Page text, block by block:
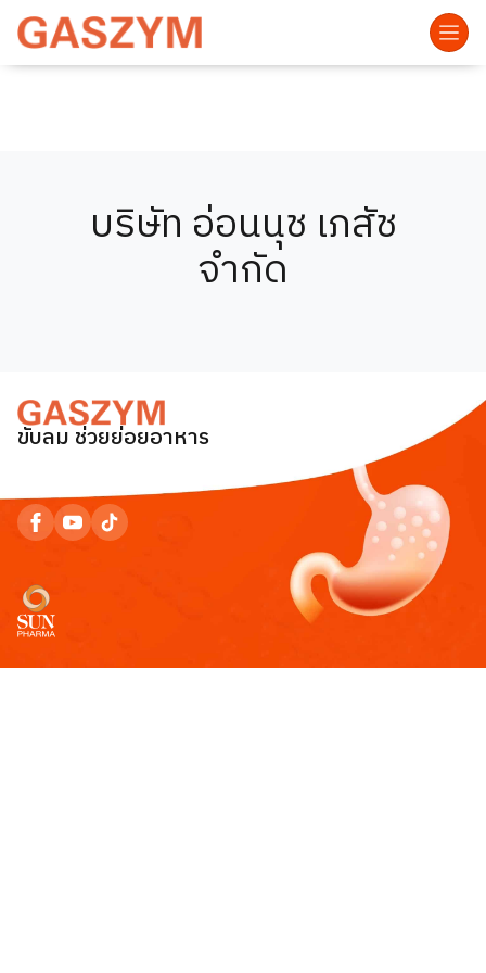
บริษัท อ่อนนุช เภสัช
จำกัด
ขับลม ช่วยย่อยอาหาร